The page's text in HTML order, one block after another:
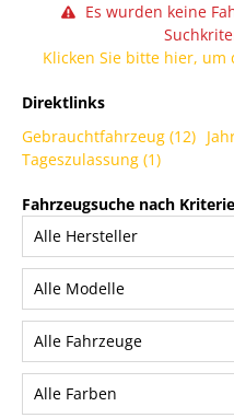
Es wurden keine
Klicken Sie bitte hier, um
Direktlinks
Gebrauchtfahrzeug (12)
Tageszulassung (1)
Fahrzeugsuche nach
Alle Hersteller
Alle Modelle
Alle Fahrzeuge
Alle Farben